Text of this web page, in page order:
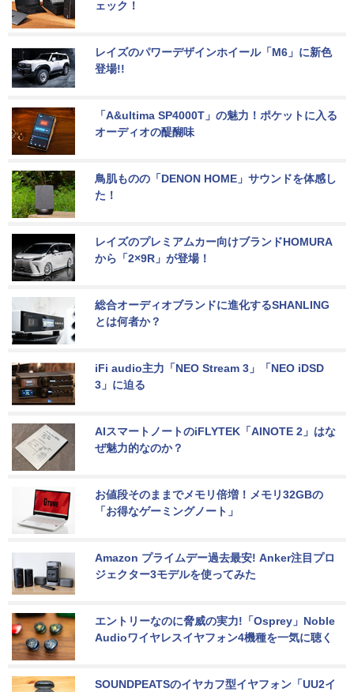
ェック！
レイズのパワーデザインホイール「M6」に新色
登場!!
「A&ultima SP4000T」の魅力！ポケットに入る
オーディオの醍醐味
鳥肌ものの「DENON HOME」サウンドを体感し
た！
レイズのプレミアムカー向けブランドHOMURA
から「2×9R」が登場！
総合オーディオブランドに進化するSHANLING
とは何者か？
iFi audio主力「NEO Stream 3」「NEO iDSD
3」に迫る
AIスマートノートのiFLYTEK「AINOTE 2」はな
ぜ魅力的なのか？
お値段そのままでメモリ倍増！メモリ32GBの
「お得なゲーミングノート」
Amazon プライムデー過去最安! Anker注目プロ
ジェクター3モデルを使ってみた
エントリーなのに脅威の実力!「Osprey」Noble
Audioワイヤレスイヤフォン4機種を一気に聴く
SOUNDPEATSのイヤカフ型イヤフォン「UU2イ